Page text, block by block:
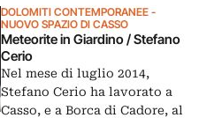
DOLOMITI CONTEMPORANEE -
NUOVO SPAZIO DI CASSO
Meteorite in Giardino / Stefano
Cerio
Nel mese di luglio 2014,
Stefano Cerio ha lavorato a
Casso, e a Borca di Cadore, al